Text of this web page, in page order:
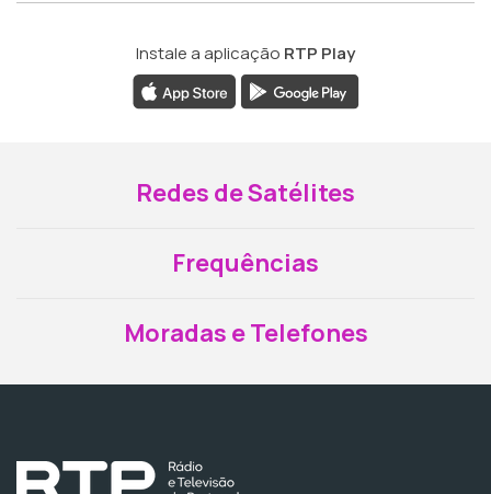
Instale a aplicação RTP Play
Redes de Satélites
Frequências
Moradas e Telefones